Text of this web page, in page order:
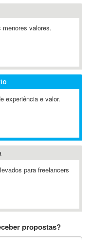
valores.
experiência e valor.
para freelancers
propostas?